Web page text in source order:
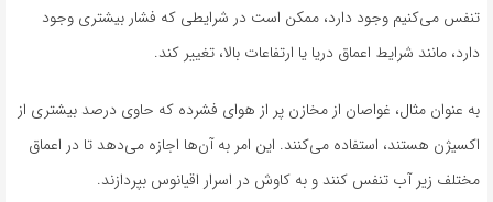
تنفس می‌کنیم وجود دارد، ممکن است در شرایطی که فشار بیشتری وجود
دارد، مانند شرایط اعماق دریا یا ارتفاعات بالا، تغییر کند.
به عنوان مثال، غواصان از مخازن پر از هوای فشرده که حاوی درصد بیشتری از
اکسیژن هستند، استفاده می‌کنند. این امر به آن‌ها اجازه می‌دهد تا در اعماق
مختلف زیر آب تنفس کنند و به کاوش در اسرار اقیانوس بپردازند.